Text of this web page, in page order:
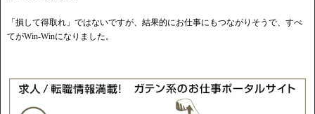
「損して得取れ」ではないですが、結果的にお仕事にもつながりそうで、すべ
てがWin-Winになりました。